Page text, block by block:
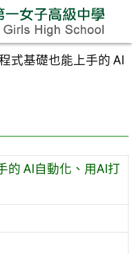
式基礎也能上手的 AI
的 AI自動化、用AI打